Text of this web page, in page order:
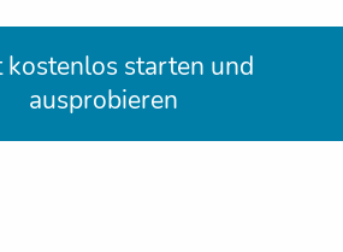
kostenlos starten und
ausprobieren